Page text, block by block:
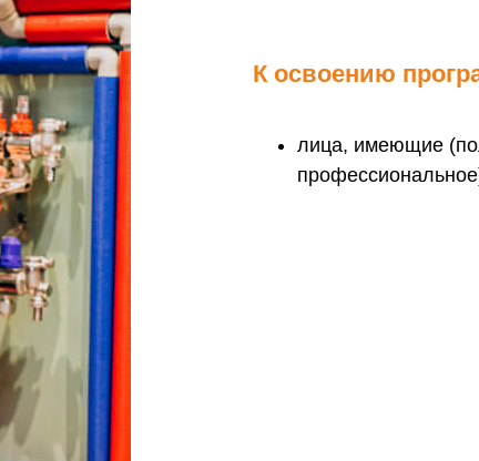
в соответствии с:
от 29 декабря 2012 г. N 273-ФЗ "Об
образования и науки РФ от 1 июля 2013 г. N
К освоению
лица, имеющие